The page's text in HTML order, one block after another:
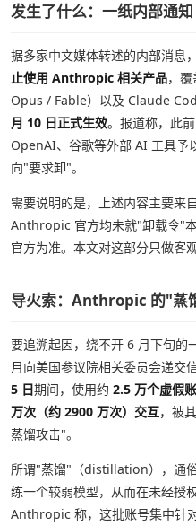
发生了什么：一纸内部通知
据多家中文媒体转述的内部消息
止使用 Anthropic 相关产品，
Opus / Fable）以及 Claude
月 10 日正式生效。报道称，此
OpenAI、谷歌等外部 AI 工具予
向"要求卸"。
需要说明的是，上述内容主要来
Anthropic 官方均未就"卸载令"
官方为准。本文对这部分只做客
导火索：Anthropic 的"蒸
要追溯起因，绕不开 6 月下旬
月向美国参议院相关委员会递交
5 日期间，使用约 2.5 万个虚假
万次（约 2900 万次）交互，被
蒸馏攻击"。
所谓"蒸馏"（distillation），通
练一个较弱模型，从而在未经授
Anthropic 称，这批账号集中针